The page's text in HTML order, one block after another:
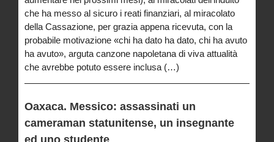
che ha messo al sicuro i reati finanziari, al miracolato
della Cassazione, per grazia appena ricevuta, con la
probabile motivazione «chi ha dato ha dato, chi ha avuto
ha avuto», arguta canzone napoletana di viva attualità
che avrebbe potuto essere inclusa (…)
Oaxaca. Messico: assassinati un
cameraman statunitense, un insegnante
ed uno studente